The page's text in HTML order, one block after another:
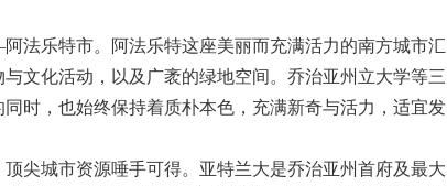
法乐特市。阿法乐特这座美丽而充满活力的南方城市汇
文化活动，以及广袤的绿地空间。乔治亚州立大学等三
时，也始终保持着质朴本色，充满新奇与活力，适宜发
尖城市资源唾手可得。亚特兰大是乔治亚州首府及最大